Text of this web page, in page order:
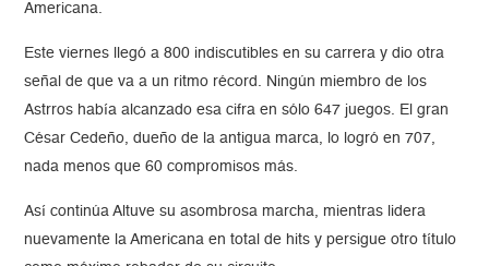
Americana.
Este viernes llegó a 800 indiscutibles en su carrera y dio otra
señal de que va a un ritmo récord. Ningún miembro de los
Astrros había alcanzado esa cifra en sólo 647 juegos. El gran
César Cedeño, dueño de la antigua marca, lo logró en 707,
nada menos que 60 compromisos más.
Así continúa Altuve su asombrosa marcha, mientras lidera
nuevamente la Americana en total de hits y persigue otro título